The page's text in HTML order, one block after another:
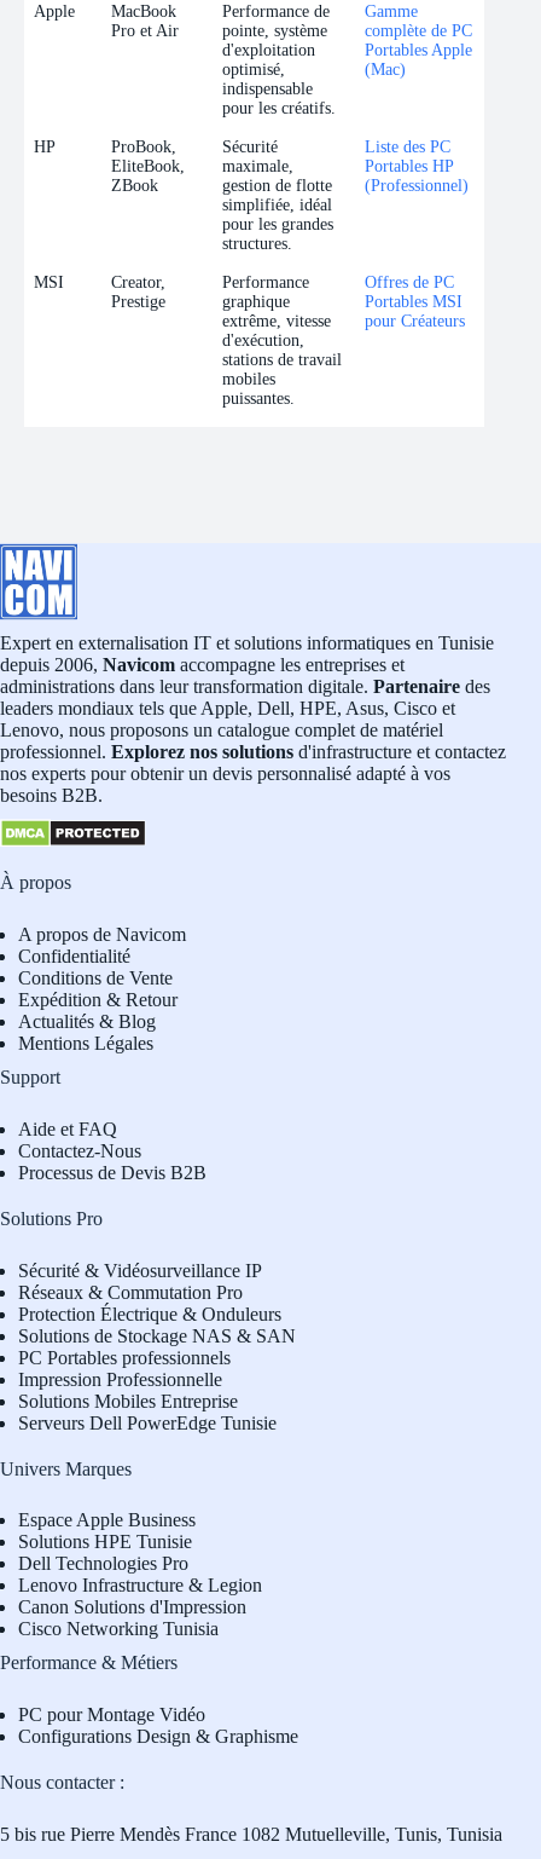
Apple
MacBook
Pro et Air
Performance de
pointe, système
d'exploitation
optimisé,
indispensable
pour les créatifs.
Gamme
complète de PC
Portables Apple
(Mac)
HP
ProBook,
EliteBook,
ZBook
Sécurité
maximale,
gestion de flotte
simplifiée, idéal
pour les grandes
structures.
Liste des PC
Portables HP
(Professionnel)
MSI
Creator,
Prestige
Performance
graphique
extrême, vitesse
d'exécution,
stations de travail
mobiles
puissantes.
Offres de PC
Portables MSI
pour Créateurs
Expert en externalisation IT et solutions informatiques en Tunisie
depuis 2006, Navicom accompagne les entreprises et
administrations dans leur transformation digitale. Partenaire des
leaders mondiaux tels que Apple, Dell, HPE, Asus, Cisco et
Lenovo, nous proposons un catalogue complet de matériel
professionnel. Explorez nos solutions d'infrastructure et contactez
nos experts pour obtenir un devis personnalisé adapté à vos
besoins B2B.
À propos
A propos de Navicom
Confidentialité
Conditions de Vente
Expédition & Retour
Actualités & Blog
Mentions Légales
Support
Aide et FAQ
Contactez-Nous
Processus de Devis B2B
Solutions Pro
Sécurité & Vidéosurveillance IP
Réseaux & Commutation Pro
Protection Électrique & Onduleurs
Solutions de Stockage NAS & SAN
PC Portables professionnels
Impression Professionnelle
Solutions Mobiles Entreprise
Serveurs Dell PowerEdge Tunisie
Univers Marques
Espace Apple Business
Solutions HPE Tunisie
Dell Technologies Pro
Lenovo Infrastructure & Legion
Canon Solutions d'Impression
Cisco Networking Tunisia
Performance & Métiers
PC pour Montage Vidéo
Configurations Design & Graphisme
Nous contacter :
5 bis rue Pierre Mendès France 1082 Mutuelleville, Tunis, Tunisia